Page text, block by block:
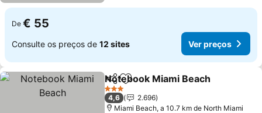
De € 55
Consulte os preços de 12 sites Ver preços
PartilharAdicionar aos favoritos
Notebook Miami Beach
3 Estrelas
4,6
2.696
Miami Beach, a 10.7 km de North Miami